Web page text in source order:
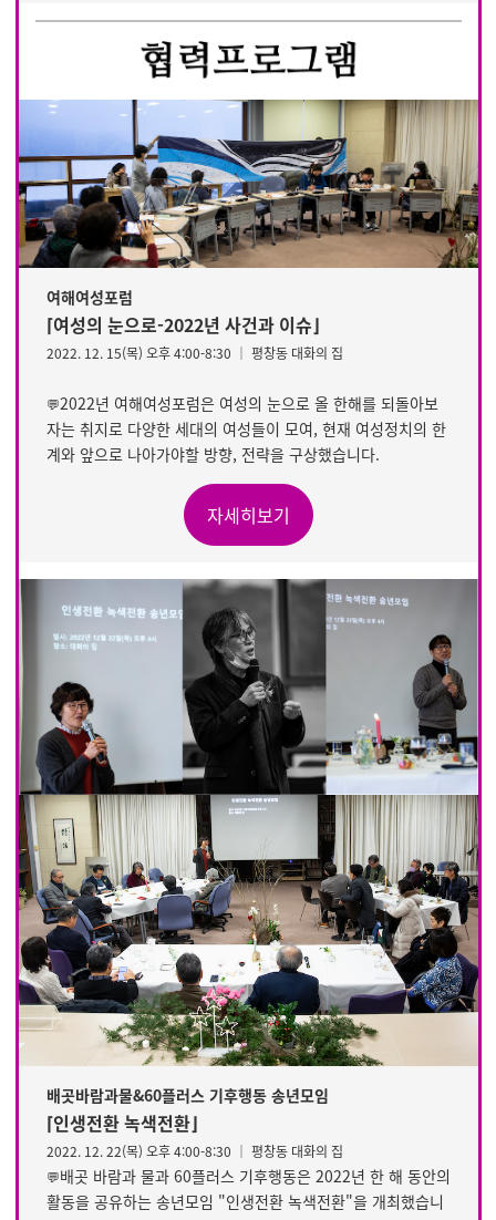
여해여성포럼
⌈여성의 눈으로-2022년 사건과 이슈⌋
2022. 12. 15(목) 오후 4:00-8:30 │ 평창동 대화의 집
💬2022년 여해여성포럼은 여성의 눈으로 올 한해를 되돌아보
자는 취지로 다양한 세대의 여성들이 모여, 현재 여성정치의 한
계와 앞으로 나아가야할 방향, 전략을 구상했습니다.
자세히보기
배곳바람과물&60플러스 기후행동 송년모임
⌈인생전환 녹색전환⌋
2022. 12. 22(목) 오후 4:00-8:30 │ 평창동 대화의 집
💬배곳 바람과 물과 60플러스 기후행동은 2022년 한 해 동안의
활동을 공유하는 송년모임 "인생전환 녹색전환"을 개최했습니